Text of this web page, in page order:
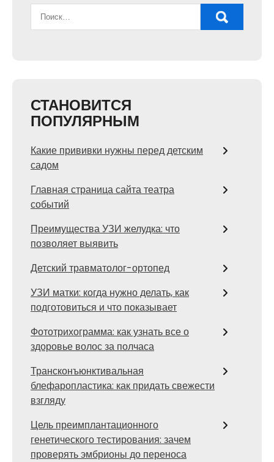
СТАНОВИТСЯ
ПОПУЛЯРНЫМ
Какие прививки нужны перед детским
садом
Главная страница сайта театра
событий
Преимущества УЗИ желудка: что
позволяет выявить
Детский травматолог-ортопед
УЗИ матки: когда нужно делать, как
подготовиться и что показывает
Фототрихограмма: как узнать все о
здоровье волос за полчаса
Трансконъюнктивальная
блефаропластика: как придать свежести
взгляду
Цель преимплантационного
генетического тестирования: зачем
проверять эмбрионы до переноса